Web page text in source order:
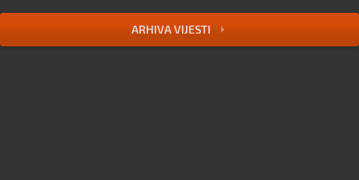
ARHIVA VIJESTI